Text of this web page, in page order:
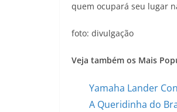
quem ocupará seu lugar
foto: divulgação
Veja também os Mais
Yamaha Lander
A Queridinha do